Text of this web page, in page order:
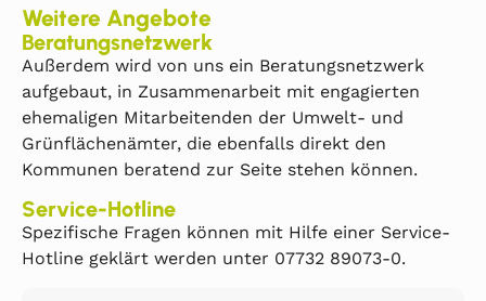
Weitere Angebote
Beratungsnetzwerk
Außerdem wird von uns ein Beratungsnetzwerk
aufgebaut, in Zusammenarbeit mit engagierten
ehemaligen Mitarbeitenden der Umwelt- und
Grünflächenämter, die ebenfalls direkt den
Kommunen beratend zur Seite stehen können.
Service-Hotline
Spezifische Fragen können mit Hilfe einer Service-
Hotline geklärt werden unter 07732 89073-0.